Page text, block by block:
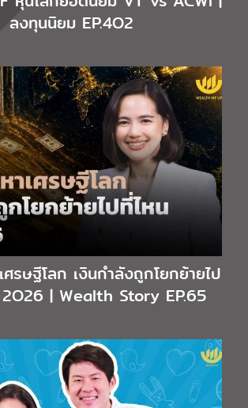
ลงทุนนิยม EP.4O2
ศรษฐีโลก เงินกำลังถูกโยกย้ายไป
2O26 | Wealth Story EP.65